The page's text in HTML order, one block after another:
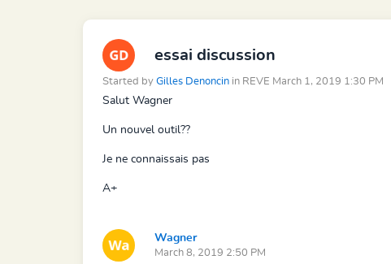
essai discussion
Started by Gilles Denoncin in REVE March 1, 2019 1:30 PM
Salut Wagner
Un nouvel outil??
Je ne connaissais pas
A+
Wagner
March 8, 2019 2:50 PM